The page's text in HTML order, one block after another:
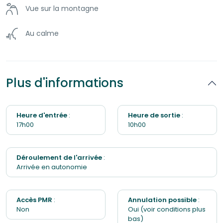
Terrasse
Cafetière
Vue sur la montagne
Au calme
Plus d'informations
Heure d'entrée :
17h00
Heure de sortie :
10h00
Déroulement de l'arrivée :
Arrivée en autonomie
Accès PMR :
Non
Annulation possible :
Oui (voir conditions plus
bas)